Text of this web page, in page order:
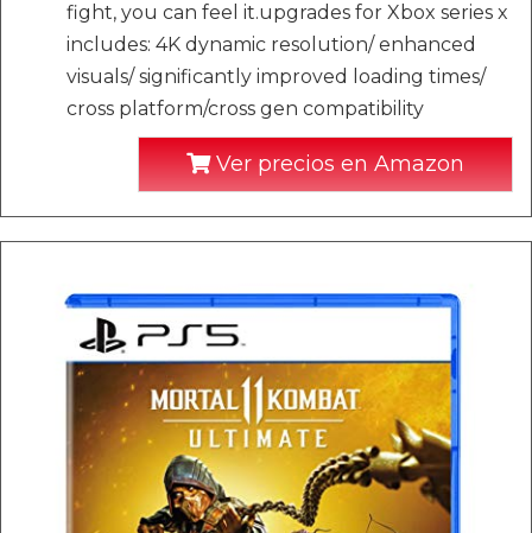
fight, you can feel it.upgrades for Xbox series x
includes: 4K dynamic resolution/ enhanced
visuals/ significantly improved loading times/
cross platform/cross gen compatibility
Ver precios en Amazon